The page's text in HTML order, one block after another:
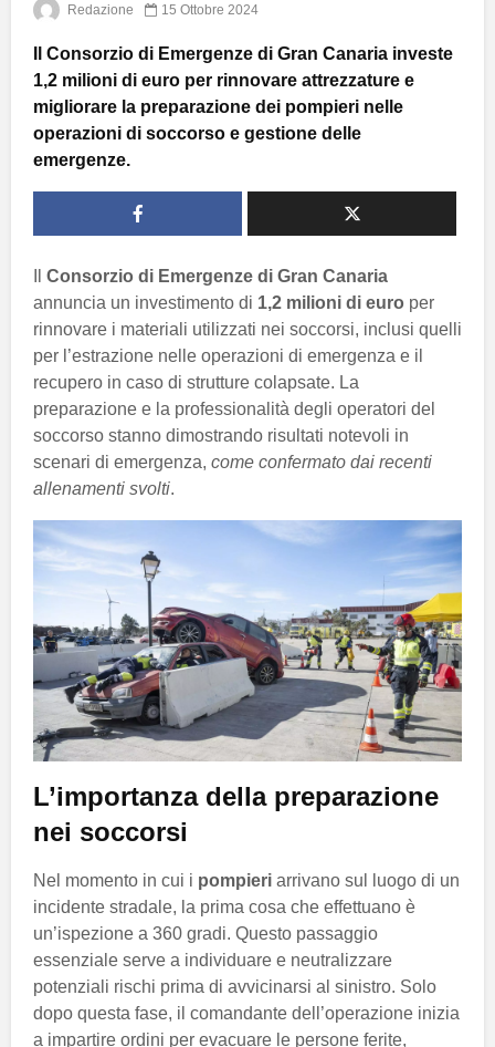
Redazione 15 Ottobre 2024
Il Consorzio di Emergenze di Gran Canaria investe
1,2 milioni di euro per rinnovare attrezzature e
migliorare la preparazione dei pompieri nelle
operazioni di soccorso e gestione delle
emergenze.
Consorzio di Emergenze di Gran Canaria
annuncia un investimento di 1,2 milioni di euro per
rinnovare i materiali utilizzati nei soccorsi, inclusi quelli
per l’estrazione nelle operazioni di emergenza e il
recupero in caso di strutture colapsate. La
preparazione e la professionalità degli operatori del
soccorso stanno dimostrando risultati notevoli in
scenari di emergenza, come confermato dai recenti
allenamenti svolti.
L’importanza della preparazione
nei soccorsi
Nel momento in cui i pompieri arrivano sul luogo di un
incidente stradale, la prima cosa che effettuano è
un’ispezione a 360 gradi. Questo passaggio
essenziale serve a individuare e neutralizzare
potenziali rischi prima di avvicinarsi al sinistro. Solo
dopo questa fase, il comandante dell’operazione inizia
a impartire ordini per evacuare le persone ferite,